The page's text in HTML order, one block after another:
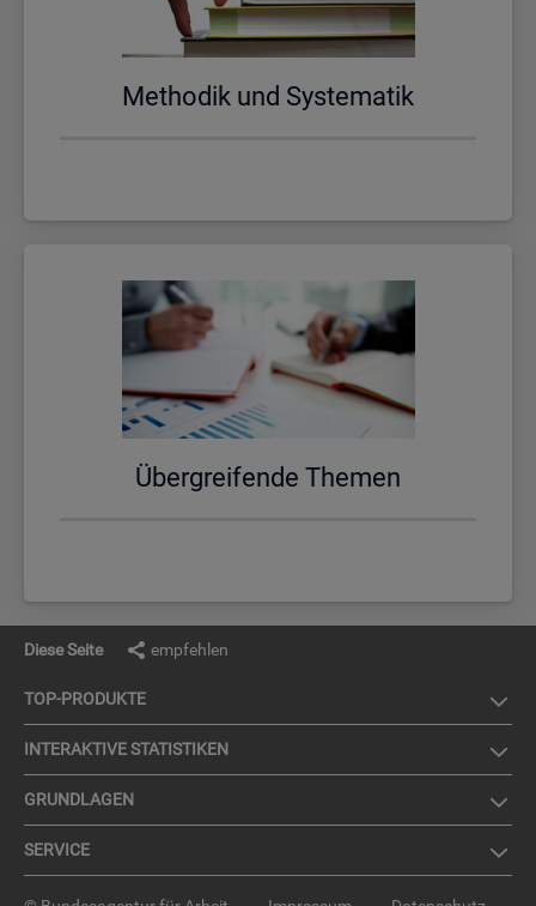
Me­tho­dik und Sys­te­ma­tik
Über­grei­fen­de The­men
Diese Seite empfehlen
TOP-PRO­DUK­TE
IN­TER­AK­TI­VE STA­TIS­TI­KEN
GRUND­LA­GEN
SER­VICE